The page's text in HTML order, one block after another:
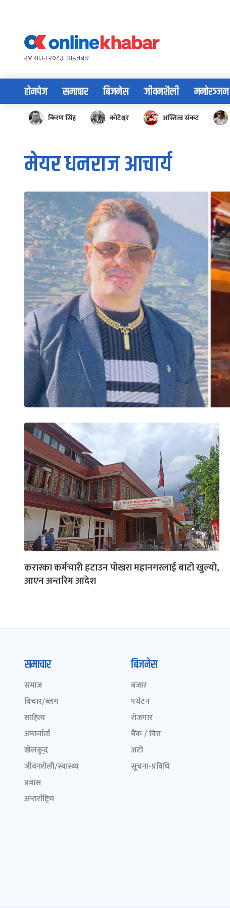
content२४ साउन २०८३, आइतबार
होमपेज समाचार बिजनेस जीवनशैली मनोरञ्जन
किरण सिंह कोटेश्वर अस्तित्व संकट
मेयर धनराज आचार्य
करारका कर्मचारी हटाउन पोखरा महानगरलाई बाटो खुल्यो,
आएन अन्तरिम आदेश
समाचार
समाज
विचार/ब्लग
साहित्य
अन्तर्वार्ता
खेलकुद़़
जीवनशैली/स्वास्थ्य
प्रवास
अन्तर्राष्ट्रिय
बिजनेस
बजार
पर्यटन
रोजगार
बैंक / वित्त
अटो
सूचना-प्रविधि